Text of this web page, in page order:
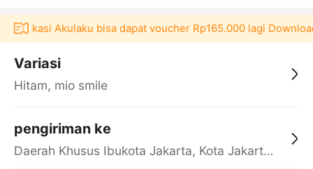
aplikasi Akulaku bisa dapat voucher Rp165.000 lagi Download
Variasi
Hitam, mio smile
pengiriman ke
Daerah Khusus Ibukota Jakarta, Kota Jakarta Barat, Cengkareng, yy